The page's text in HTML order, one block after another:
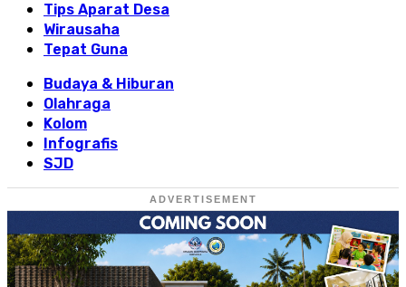
Tips Aparat Desa
Wirausaha
Tepat Guna
Budaya & Hiburan
Olahraga
Kolom
Infografis
SJD
ADVERTISEMENT